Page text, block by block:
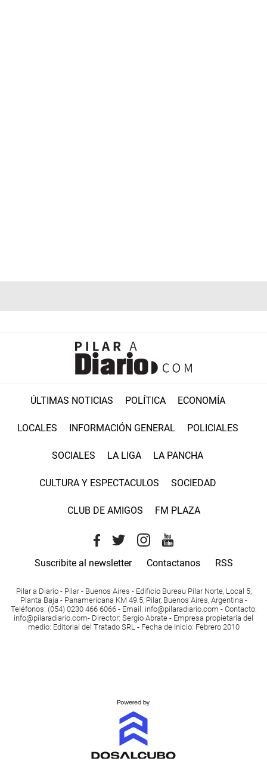
ÚLTIMAS NOTICIAS POLÍTICA ECONOMÍA
LOCALES INFORMACIÓN GENERAL POLICIALES
SOCIALES LA LIGA LA PANCHA
CULTURA Y ESPECTACULOS SOCIEDAD
CLUB DE AMIGOS FM PLAZA
Suscribite al newsletter Contactanos RSS
Pilar a Diario - Pilar - Buenos Aires - Edificio Bureau Pilar Norte, Local 5,
Planta Baja - Panamericana KM 49.5, Pilar, Buenos Aires, Argentina -
Teléfonos: (054) 0230 466 6066 - Email : info@pilaradiario.com - Contacto:
info@pilaradiario.com- Director: Sergio Abrate - Empresa propietaria del
medio: Editorial del Tratado SRL - Fecha de Inicio: Febrero 2010